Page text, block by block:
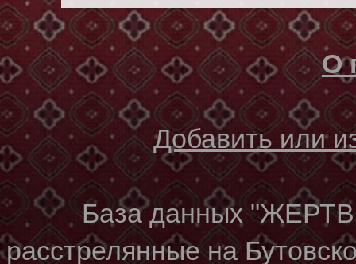
О
Добавить или
База данных
расстрелянные на